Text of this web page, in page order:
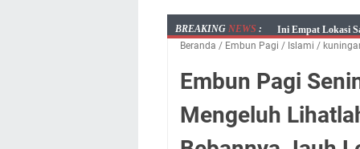
BREAKING NEWS :
Ini Empat Lokasi
Jumat 7 Agustus
Embun Pagi
Tetap Berjalan
Salat Lima Waktu
Menenangkan, Ini
Beranda / ‌Embun Pagi / Islami /
Embun Pagi
Mengeluh